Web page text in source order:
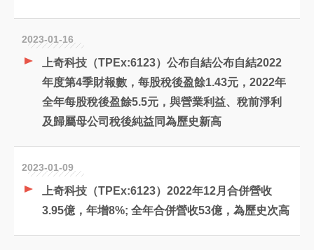
2023-01-16
上奇科技（TPEx:6123）公布自結公布自結2022
年度第4季財報數，每股稅後盈餘1.43元，2022年
全年每股稅後盈餘5.5元，與營業利益、稅前淨利
及歸屬母公司稅後純益同為歷史新高
2023-01-09
上奇科技（TPEx:6123）2022年12月合併營收
3.95億，年增8%; 全年合併營收53億，為歷史次高